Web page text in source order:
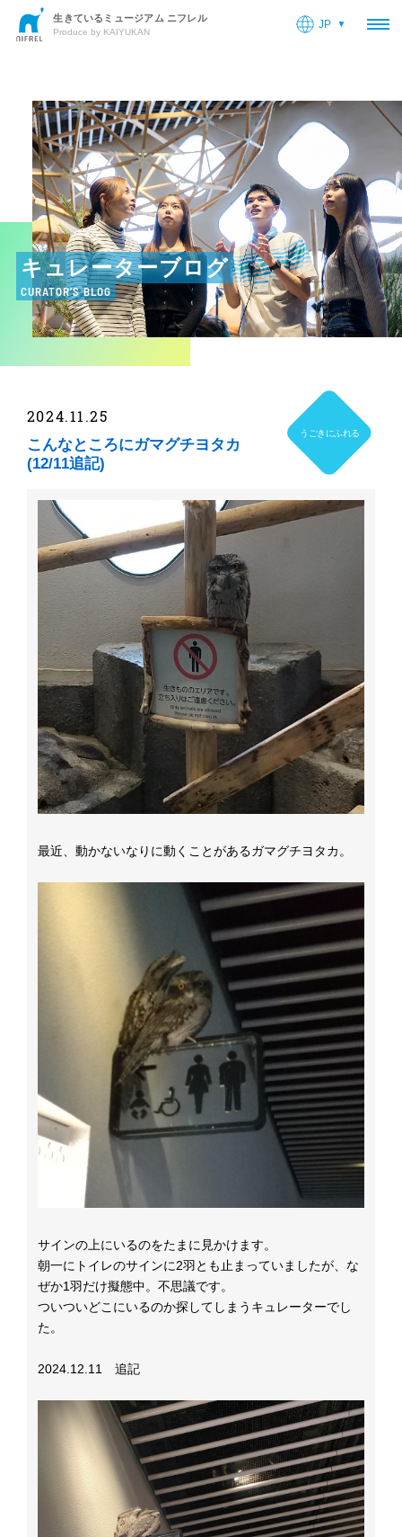
生きているミュージアム ニフレル
Produce by KAIYUKAN
JP
キュレーターブログ
CURATOR’S BLOG
うごきにふれる
2024.11.25
こんなところにガマグチヨタカ
(12/11追記)
最近、動かないなりに動くことがあるガマグチヨタカ。
サインの上にいるのをたまに見かけます。
朝一にトイレのサインに2羽とも止まっていましたが、な
ぜか1羽だけ擬態中。不思議です。
ついついどこにいるのか探してしまうキュレーターでし
た。
2024.12.11 追記